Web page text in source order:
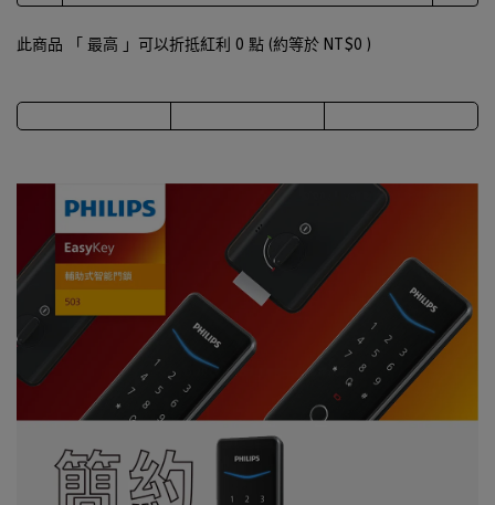
此商品 「 最高 」可以折抵紅利 0 點 (約等於 NT$0 )